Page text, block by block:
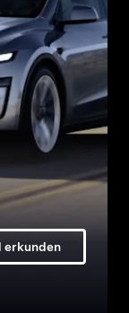
erkunden